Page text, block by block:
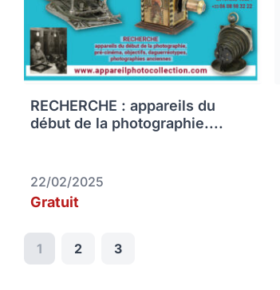
RECHERCHE : appareils du
début de la photographie....
22/02/2025
Gratuit
1 2 3